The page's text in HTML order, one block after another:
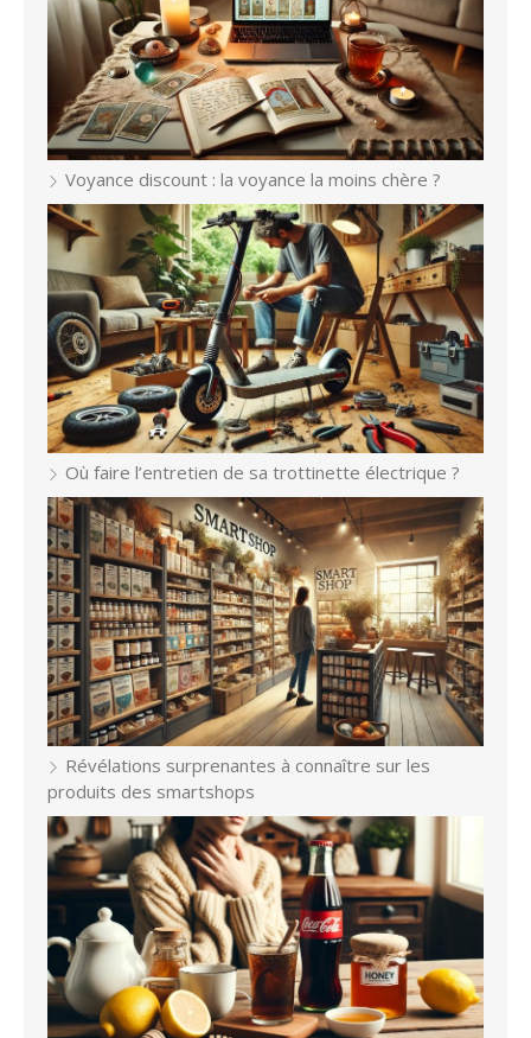
Voyance discount : la voyance la moins chère ?
Où faire l’entretien de sa trottinette électrique ?
Révélations surprenantes à connaître sur les
produits des smartshops